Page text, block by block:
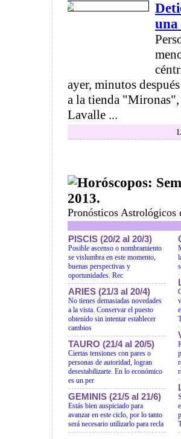
una
ayer, minutos
a la tienda
Lavalle ...
Horóscopos:
2013.
Pronósticos
PISCIS (20/2 al 20/3)
Posible ascenso o nombramiento
se vislumbra en este momento,
buenas perspectivas y
oportunidades. Rec
ARIES (21/3 al 20/4)
No tienes demasiadas novedades
a la vista. Conservar el puesto
obtenido sin intentar establecer
cambios
TAURO (21/4 al 20/5)
Ciertas tensiones con pares o
personas de autoridad, logran
desestabilizarte. En lo económico
es un per
GEMINIS (21/5 al 21/6)
Estás bien auspiciado para
avanzar en este ciclo, por lo tanto
será necesario utilizarlo para recla